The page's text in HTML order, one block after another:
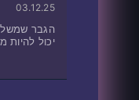
03.12.25
הגבר שמשלם
יכול להיות